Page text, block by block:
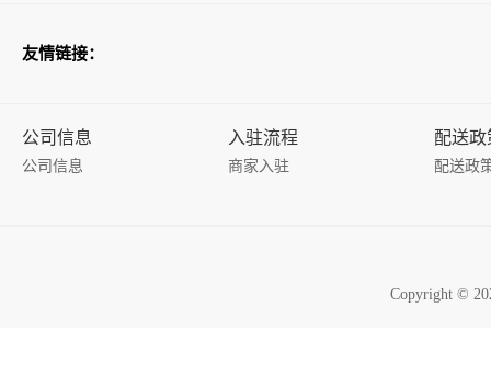
友情链接：
公司信息
公司信息
入驻流程
商家入驻
配送政
配送政
Copyright ©